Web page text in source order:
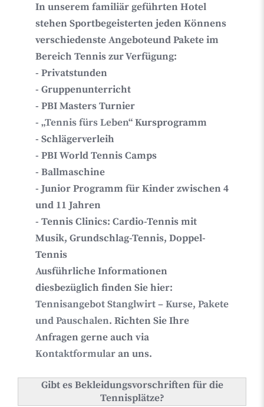
In unserem familiär geführten Hotel
stehen Sportbegeisterten jeden Könnens
verschiedenste Angeboteund Paketeim
Bereich Tennis zur Verfügung:
- Privatstunden
- Gruppenunterricht
- PBI Masters Turnier
- „Tennis fürs Leben“ Kursprogramm
- Schlägerverleih
- PBI World Tennis Camps
- Ballmaschine
- Junior Programm für Kinder zwischen 4
und 11 Jahren
- Tennis Clinics: Cardio-Tennis mit
Musik, Grundschlag-Tennis, Doppel-
Tennis
Ausführliche Informationen
diesbezüglich finden Sie hier:
Tennisangebot Stanglwirt – Kurse, Pakete
und Pauschalen. Richten Sie Ihre
Anfragen gerne auch via
Kontaktformularan uns.
Gibt es Bekleidungsvorschriften für die
Tennisplätze?